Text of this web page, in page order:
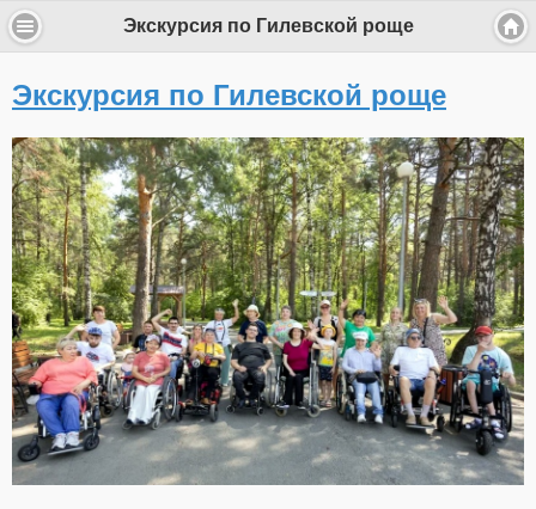
Экскурсия по Гилевской роще
Экскурсия по Гилевской роще